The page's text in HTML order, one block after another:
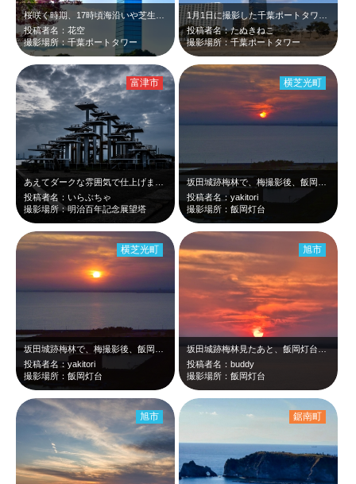
投稿者名：花空
撮影場所：千葉ポートタワー
投稿者名：たぬきねこ
撮影場所：千葉ポートタワー
投稿者名：いらぶちゃ
撮影場所：明治百年記念展望塔
富津市
投稿者名：yakitori
撮影場所：飯岡灯台
横芝光町
投稿者名：yakitori
撮影場所：飯岡灯台
横芝光町
坂田城跡梅林見たあと、飯岡灯台で夕日撮影しました。
投稿者名：buddy
撮影場所：飯岡灯台
旭市
旭市 鋸南町